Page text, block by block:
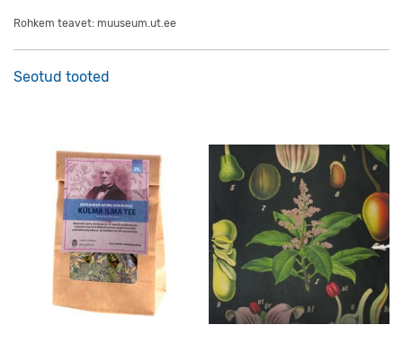
Rohkem teavet: muuseum.ut.ee
Seotud tooted